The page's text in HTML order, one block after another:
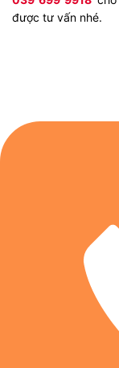
được tư vấn nhé.